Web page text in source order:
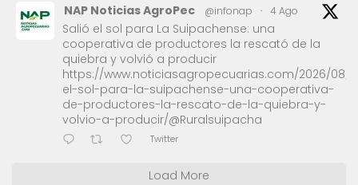
NAP Noticias AgroPec @infonap · 4 Ago
Salió el sol para La Suipachense: una
cooperativa de productores la rescató de la
quiebra y volvió a producir
https://www.noticiasagropecuarias.com/2026/08/
el-sol-para-la-suipachense-una-cooperativa-
de-productores-la-rescato-de-la-quiebra-y-
volvio-a-producir/@Ruralsuipacha
Twitter
Load More